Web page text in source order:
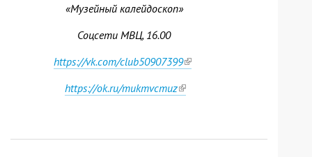
«Музейный калейдоскоп»
Соцсети МВЦ, 16.00
https://vk.com/club50907399(link
external)
https://ok.ru/mukmvcmuz(link